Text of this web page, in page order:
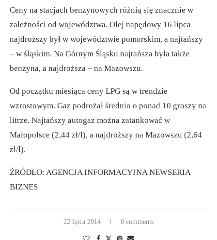
Ceny na stacjach benzynowych różnią się znacznie w
zależności od województwa. Olej napędowy 16 lipca
najdroższy był w województwie pomorskim, a najtańszy
– w śląskim. Na Górnym Śląsku najtańsza była także
benzyna, a najdroższa – na Mazowszu.
Od początku miesiąca ceny LPG są w trendzie
wzrostowym. Gaz podrożał średnio o ponad 10 groszy na
litrze. Najtańszy autogaz można zatankować w
Małopolsce (2,44 zł/l), a najdroższy na Mazowszu (2,64
zł/l).
ŹRÓDŁO: AGENCJA INFORMACYJNA NEWSERIA
BIZNES
22 lipca 2014 0 comments